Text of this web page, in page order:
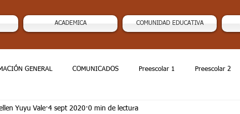
ACADEMICA COMUNIDAD EDUCATIVA
GENERAL COMUNICADOS Preescolar 1 Preescolar 2
2 Grado 3 Grado 4 Grado 5
Yuyu Vale 4 sept 2020 0 min de lectura